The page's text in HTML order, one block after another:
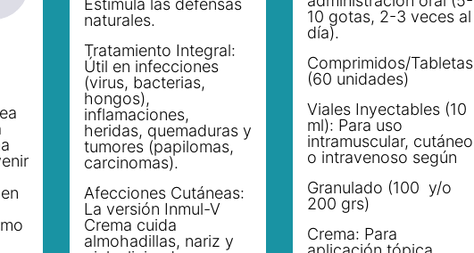
Estimula las defensas
naturales.
Tratamiento Integral:
Útil en infecciones
(virus, bacterias,
hongos),
inflamaciones,
heridas, quemaduras y
tumores (papilomas,
carcinomas).
Afecciones Cutáneas:
La versión Inmul-V
Crema cuida
almohadillas, nariz y
10 gotas, 2-3 veces al
día).
Comprimidos/Tabletas
(60 unidades)
Viales Inyectables (10
ml): Para uso
intramuscular, cutáneo
o intravenoso según
Granulado (100 y/o
200 grs)
Crema: Para